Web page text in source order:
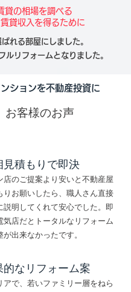
貸の相場を調べる
貸収入を得るために
ばれる部屋にしました。
ルリフォームとなりました。
ションを不動産投資に
お客様のお声
見積もりで即決
店のご提案より安いと不動産屋
りお願いしたら、職人さん直接
説明してくれて安心でした。即
気店だとトータルなリフォーム
出来なかったです。
的なリフォーム案
アで、若いファミリー層をねら